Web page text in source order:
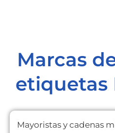
Marcas
etiquetas
Mayoristas y cadenas